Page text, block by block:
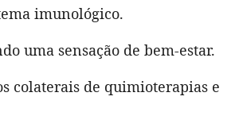
imunológico.
uma sensação de bem-estar.
colaterais de quimioterapias e